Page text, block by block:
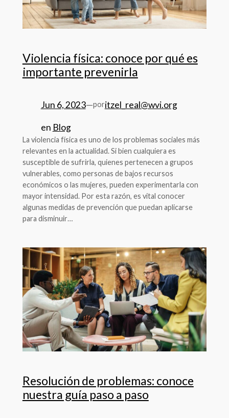
Violencia física: conoce por qué es
importante prevenirla
Jun 6, 2023—poritzel_real@wvi.org
en Blog
La violencia física es uno de los problemas sociales más
relevantes en la actualidad. Si bien cualquiera es
susceptible de sufrirla, quienes pertenecen a grupos
vulnerables, como personas de bajos recursos
económicos o las mujeres, pueden experimentarla con
mayor intensidad. Por esta razón, es vital conocer
algunas medidas de prevención que puedan aplicarse
para disminuir…
Resolución de problemas: conoce
nuestra guía paso a paso